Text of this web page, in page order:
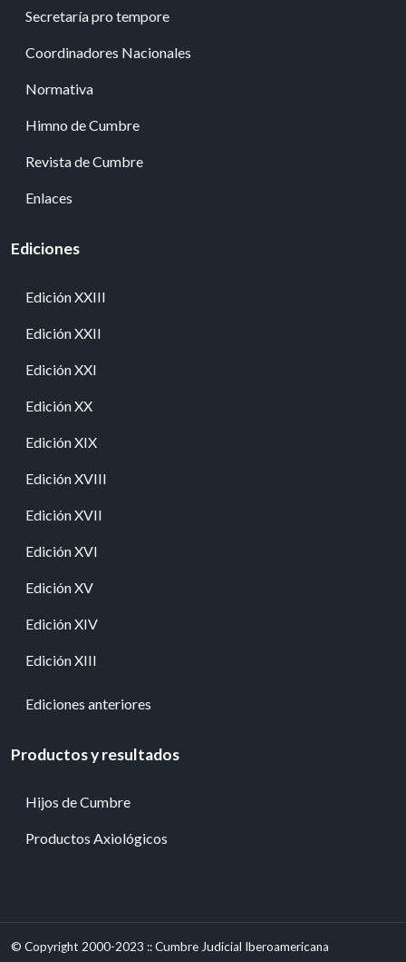
Secretaría pro tempore
Coordinadores Nacionales
Normativa
Himno de Cumbre
Revista de Cumbre
Enlaces
Ediciones
Edición XXIII
Edición XXII
Edición XXI
Edición XX
Edición XIX
Edición XVIII
Edición XVII
Edición XVI
Edición XV
Edición XIV
Edición XIII
Ediciones anteriores
Productos y resultados
Hijos de Cumbre
Productos Axiológicos
© Copyright 2000-2023 :: Cumbre Judicial Iberoamericana